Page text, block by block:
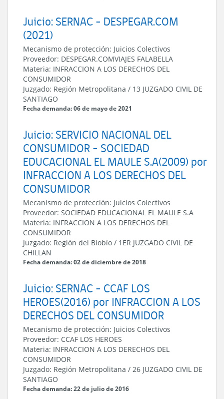
Juicio: SERNAC - DESPEGAR.COM
(2021)
Mecanismo de protección: Juicios Colectivos
Proveedor: DESPEGAR.COMVIAJES FALABELLA
Materia: INFRACCION A LOS DERECHOS DEL
CONSUMIDOR
Juzgado: Región Metropolitana / 13 JUZGADO CIVIL DE
SANTIAGO
Fecha demanda: 06 de mayo de 2021
Juicio: SERVICIO NACIONAL DEL
CONSUMIDOR - SOCIEDAD
EDUCACIONAL EL MAULE S.A(2009) por
INFRACCION A LOS DERECHOS DEL
CONSUMIDOR
Mecanismo de protección: Juicios Colectivos
Proveedor: SOCIEDAD EDUCACIONAL EL MAULE S.A
Materia: INFRACCION A LOS DERECHOS DEL
CONSUMIDOR
Juzgado: Región del Biobío / 1ER JUZGADO CIVIL DE
CHILLAN
Fecha demanda: 02 de diciembre de 2018
Juicio: SERNAC - CCAF LOS
HEROES(2016) por INFRACCION A LOS
DERECHOS DEL CONSUMIDOR
Mecanismo de protección: Juicios Colectivos
Proveedor: CCAF LOS HEROES
Materia: INFRACCION A LOS DERECHOS DEL
CONSUMIDOR
Juzgado: Región Metropolitana / 26 JUZGADO CIVIL DE
SANTIAGO
Fecha demanda: 22 de julio de 2016